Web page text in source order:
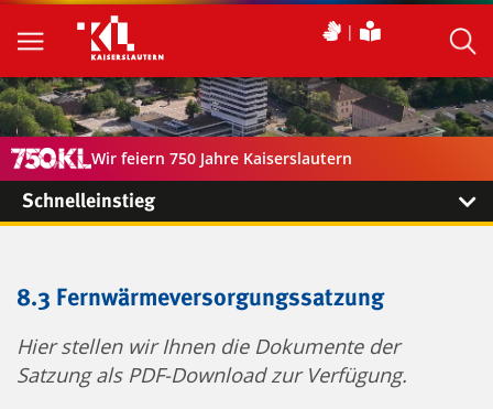
Wir feiern 750 Jahre Kaiserslautern
Schnelleinstieg
8.3 Fernwärmeversorgungssatzung
Hier stellen wir Ihnen die Dokumente der
Satzung als PDF-Download zur Verfügung.